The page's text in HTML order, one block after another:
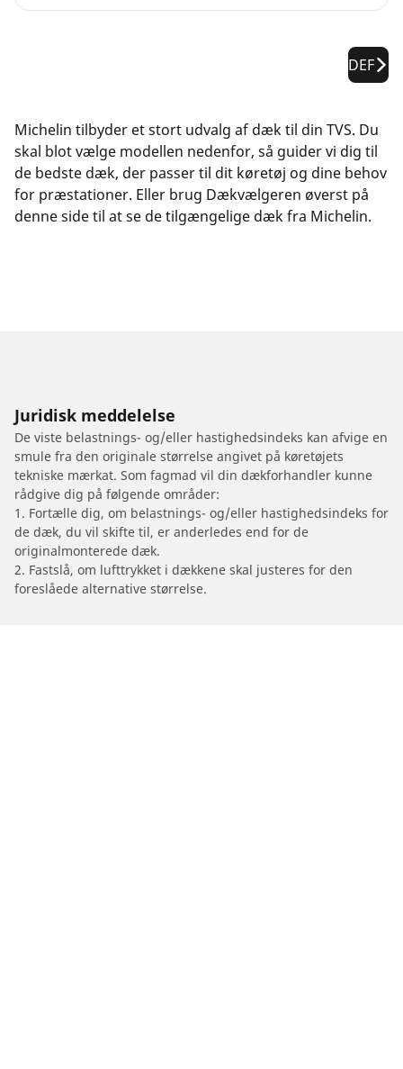
DEF
Michelin tilbyder et stort udvalg af dæk til din TVS. Du
skal blot vælge modellen nedenfor, så guider vi dig til
de bedste dæk, der passer til dit køretøj og dine behov
for præstationer. Eller brug Dækvælgeren øverst på
denne side til at se de tilgængelige dæk fra Michelin.
Juridisk meddelelse
De viste belastnings- og/eller hastighedsindeks kan afvige en
smule fra den originale størrelse angivet på køretøjets
tekniske mærkat. Som fagmad vil din dækforhandler kunne
rådgive dig på følgende områder:
1. Fortælle dig, om belastnings- og/eller hastighedsindeks for
de dæk, du vil skifte til, er anderledes end for de
originalmonterede dæk.
2. Fastslå, om lufttrykket i dækkene skal justeres for den
foreslåede alternative størrelse.